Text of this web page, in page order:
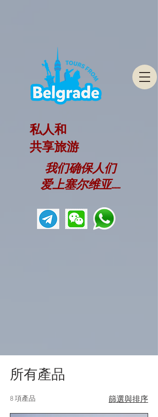
我们确保人们
爱上塞尔维亚......
私人和
共享旅游
所有產品
8 項產品 篩選與排序